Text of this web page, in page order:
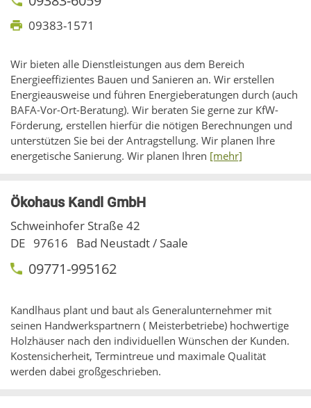
09383-1571
Wir bieten alle Dienstleistungen aus dem Bereich
Energieeffizientes Bauen und Sanieren an. Wir erstellen
Energieausweise und führen Energieberatungen durch (auch
BAFA-Vor-Ort-Beratung). Wir beraten Sie gerne zur KfW-
Förderung, erstellen hierfür die nötigen Berechnungen und
unterstützen Sie bei der Antragstellung. Wir planen Ihre
energetische Sanierung. Wir planen Ihren [mehr]
Ökohaus Kandl GmbH
Schweinhofer Straße 42
DE 97616 Bad Neustadt / Saale
09771-995162
Kandlhaus plant und baut als Generalunternehmer mit
seinen Handwerkspartnern ( Meisterbetriebe) hochwertige
Holzhäuser nach den individuellen Wünschen der Kunden.
Kostensicherheit, Termintreue und maximale Qualität
werden dabei großgeschrieben.